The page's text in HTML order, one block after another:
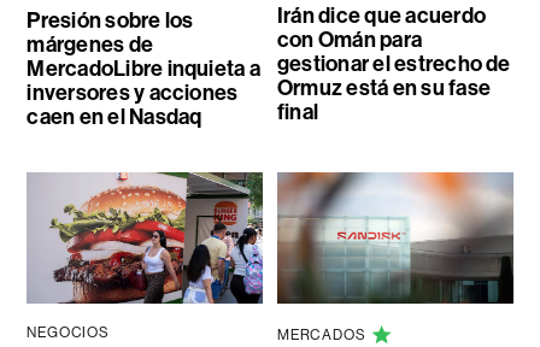
Presión sobre los
márgenes de
MercadoLibre inquieta a
inversores y acciones
caen en el Nasdaq
Irán dice que acuerdo
con Omán para
gestionar el estrecho de
Ormuz está en su fase
final
NEGOCIOS MERCADOS